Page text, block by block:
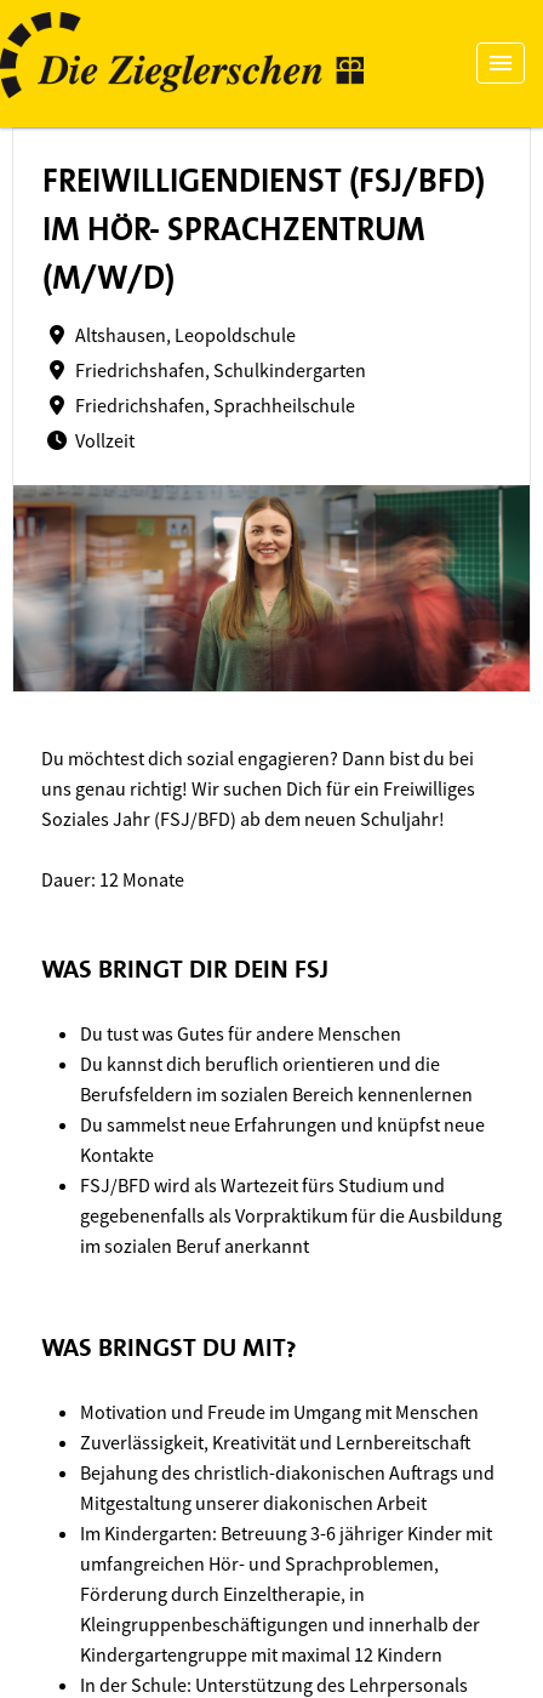
FREIWILLIGENDIENST (FSJ/BFD)
IM HÖR- SPRACHZENTRUM
(M/W/D)
Altshausen, Leopoldschule
Friedrichshafen, Schulkindergarten
Friedrichshafen, Sprachheilschule
Vollzeit
Du möchtest dich sozial engagieren? Dann bist du bei
uns genau richtig! Wir suchen Dich für ein Freiwilliges
Soziales Jahr (FSJ/BFD) ab dem neuen Schuljahr!
Dauer: 12 Monate
WAS BRINGT DIR DEIN FSJ
Du tust was Gutes für andere Menschen
Du kannst dich beruflich orientieren und die
Berufsfeldern im sozialen Bereich kennenlernen
Du sammelst neue Erfahrungen und knüpfst neue
Kontakte
FSJ/BFD wird als Wartezeit fürs Studium und
gegebenenfalls als Vorpraktikum für die Ausbildung
im sozialen Beruf anerkannt
WAS BRINGST DU MIT?
Motivation und Freude im Umgang mit Menschen
Zuverlässigkeit, Kreativität und Lernbereitschaft
Bejahung des christlich-diakonischen Auftrags und
Mitgestaltung unserer diakonischen Arbeit
Im Kindergarten: Betreuung 3-6 jähriger Kinder mit
umfangreichen Hör- und Sprachproblemen,
Förderung durch Einzeltherapie, in
Kleingruppenbeschäftigungen und innerhalb der
Kindergartengruppe mit maximal 12 Kindern
In der Schule: Unterstützung des Lehrpersonals